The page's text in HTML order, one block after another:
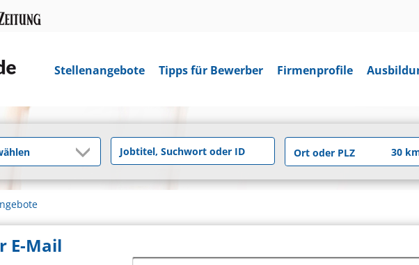
Stellenangebote Tipps für Bewerber Firmenprofile
E-Mail